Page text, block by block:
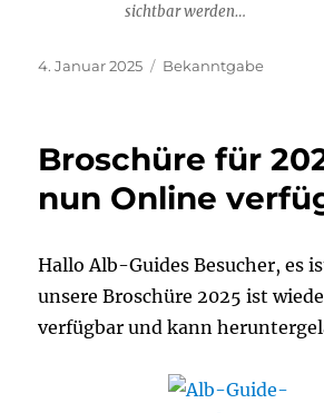
sichtbar werden…
Veröffentlicht
4. Januar 2025 Kategorien
Bekanntgabe
Broschüre für
nun Online
Hallo Alb-Guides Besucher, es
unsere Broschüre 2025 ist
verfügbar und kann